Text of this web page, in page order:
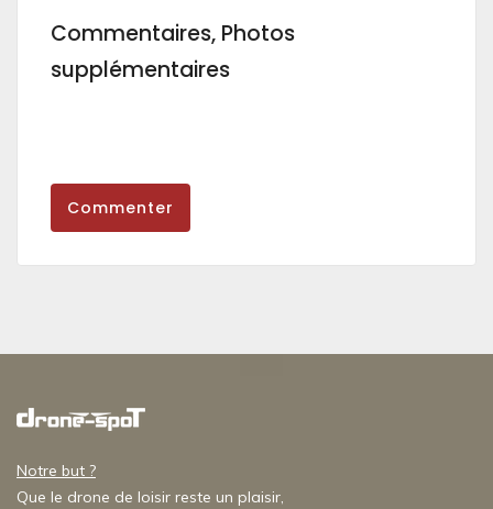
Commentaires, Photos
supplémentaires
Commenter
Notre but ?
Que le drone de loisir reste un plaisir,